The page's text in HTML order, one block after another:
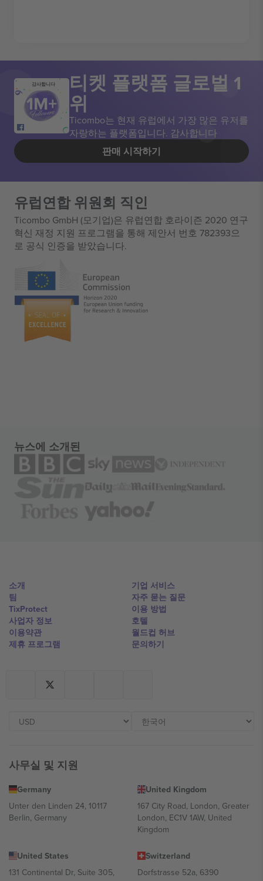
감사합니다 티켓 플랫폼 글로벌 1
위
Ticombo는 현재 유럽에서 가장 많은 유저를
자랑하는 플랫폼입니다. 감사합니다
판매 시작하기
유럽연합 위원회 직인
Ticombo GmbH (모기업)은 유럽연합 호라이즌 2020 연구
혁신 재정 지원 프로그램을 통해 제안서 번호 782393으
로 공식 인증을 받았습니다.
뉴스에 소개된
소개
팀
TixProtect
사업자 정보
이용약관
제휴 프로그램
기업 서비스
자주 묻는 질문
이용 방법
호텔
월드컵 허브
문의하기
사무실 및 지원
Germany
Unter den Linden 24, 10117
Berlin, Germany
United Kingdom
167 City Road, London, Greater
London, EC1V 1AW, United
Kingdom
United States
131 Continental Dr, Suite 305,
Switzerland
Dorfstrasse 52a, 6390